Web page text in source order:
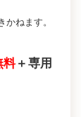
ねます。
料＋専用